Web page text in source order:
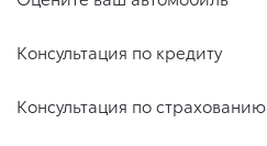
Консультация по кредиту
Консультация по страхованию